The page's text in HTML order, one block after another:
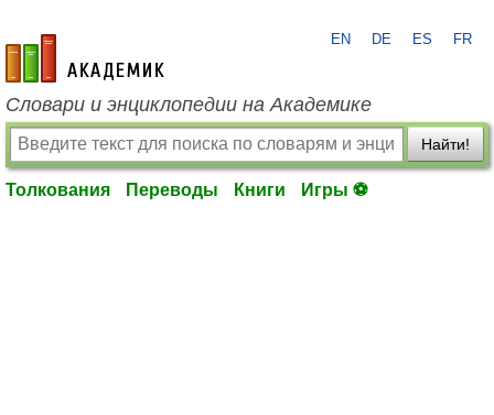
academic.ru
EN DE ES FR
Словари и энциклопедии на Академике
Найти!
Толкования Переводы Книги Игры ⚽